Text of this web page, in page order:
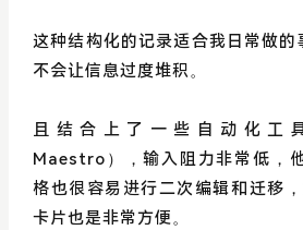
这种结构化的记录适合我日常做的
不会让信息过度堆积。
且结合上了一些自动化工
Maestro），输入阻力非常低，
格也很容易进行二次编辑和迁移
卡片也是非常方便。